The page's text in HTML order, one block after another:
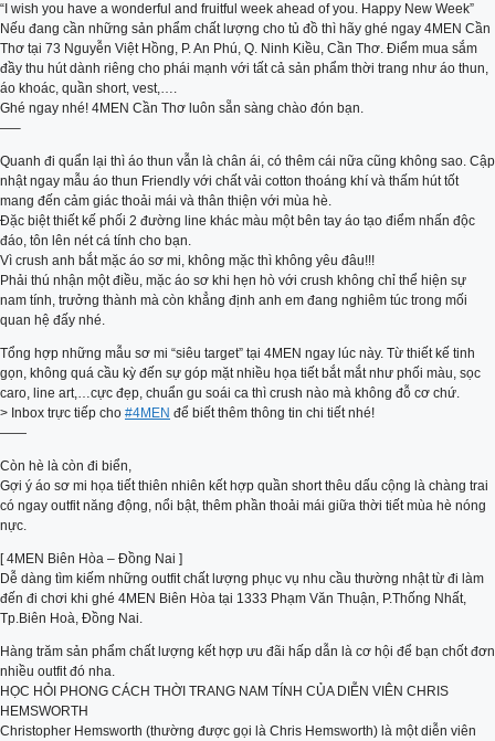
“I wish you have a wonderful and fruitful week ahead of you. Happy New Week”
Nếu đang cần những sản phẩm chất lượng cho tủ đồ thì hãy ghé ngay 4MEN Cần
Thơ tại 73 Nguyễn Việt Hồng, P. An Phú, Q. Ninh Kiều, Cần Thơ. Điểm mua sắm
đầy thu hút dành riêng cho phái mạnh với tất cả sản phẩm thời trang như áo thun,
áo khoác, quần short, vest,….
Ghé ngay nhé! 4MEN Cần Thơ luôn sẵn sàng chào đón bạn.
—–
Quanh đi quẩn lại thì áo thun vẫn là chân ái, có thêm cái nữa cũng không sao. Cập
nhật ngay mẫu áo thun Friendly với chất vải cotton thoáng khí và thấm hút tốt
mang đến cảm giác thoải mái và thân thiện với mùa hè.
Đặc biệt thiết kế phối 2 đường line khác màu một bên tay áo tạo điểm nhấn độc
đáo, tôn lên nét cá tính cho bạn.
Vì crush anh bắt mặc áo sơ mi, không mặc thì không yêu đâu!!!
Phải thú nhận một điều, mặc áo sơ khi hẹn hò với crush không chỉ thể hiện sự
nam tính, trưởng thành mà còn khẳng định anh em đang nghiêm túc trong mối
quan hệ đấy nhé.
Tổng hợp những mẫu sơ mi “siêu target” tại 4MEN ngay lúc này. Từ thiết kế tinh
gọn, không quá cầu kỳ đến sự góp mặt nhiều họa tiết bắt mắt như phối màu, sọc
caro, line art,…cực đẹp, chuẩn gu soái ca thì crush nào mà không đỗ cơ chứ.
> Inbox trực tiếp cho #4MEN để biết thêm thông tin chi tiết nhé!
——
Còn hè là còn đi biển,
Gợi ý áo sơ mi họa tiết thiên nhiên kết hợp quần short thêu dấu cộng là chàng trai
có ngay outfit năng động, nổi bật, thêm phần thoải mái giữa thời tiết mùa hè nóng
nực.
[ 4MEN Biên Hòa – Đồng Nai ]
Dễ dàng tìm kiếm những outfit chất lượng phục vụ nhu cầu thường nhật từ đi làm
đến đi chơi khi ghé 4MEN Biên Hòa tại 1333 Phạm Văn Thuận, P.Thống Nhất,
Tp.Biên Hoà, Đồng Nai.
Hàng trăm sản phẩm chất lượng kết hợp ưu đãi hấp dẫn là cơ hội để bạn chốt đơn
nhiều outfit đó nha.
HỌC HỎI PHONG CÁCH THỜI TRANG NAM TÍNH CỦA DIỄN VIÊN CHRIS
HEMSWORTH
Christopher Hemsworth (thường được gọi là Chris Hemsworth) là một diễn viên